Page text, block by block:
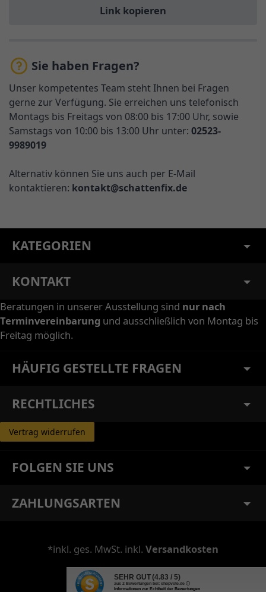
Link kopieren
Sie haben Fragen?
Unser kompetentes Team steht Ihnen bei Fragen
gerne zur Verfügung. Sie erreichen uns telefonisch
Montags bis Freitags von 08:00 bis 17:00 Uhr, sowie
Samstags von 10:00 bis 13:00 Uhr unter: 02523-
9989019
Alternativ können Sie uns auch per E-Mail
kontaktieren: kontakt@schattenfix.de
KATEGORIEN
KONTAKT
Beratungen in unserer Ausstellung sind nur nach
Terminvereinbarung und ausschließlich von Montag bis
Freitag möglich.
HÄUFIG GESTELLTE FRAGEN
RECHTLICHES
Vertrag widerrufen
FOLGEN SIE UNS
ZAHLUNGSARTEN
*inkl. ges. MwSt. inkl. Versandkosten
SEHR GUT(4.83 / 5)
aus 2 Bewertungen bei: shopvote.de ⓘ
Informationen zur Echtheit der Bewertungen